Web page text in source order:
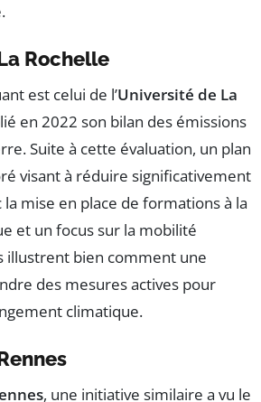
Rochelle
est celui de l’Université de La
en 2022 son bilan des émissions
Suite à cette évaluation, un plan
visant à réduire significativement
la mise en place de formations à la
et un focus sur la mobilité
illustrent bien comment une
des mesures actives pour
climatique.
, une initiative similaire a vu le